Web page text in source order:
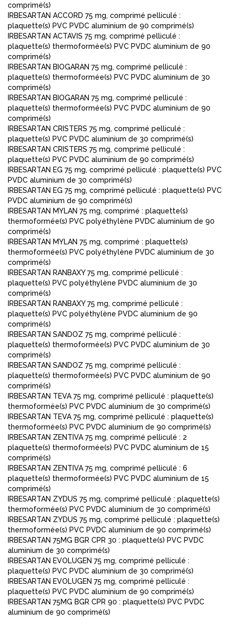
comprimé(s)
IRBESARTAN ACCORD 75 mg, comprimé pelliculé :
plaquette(s) PVC PVDC aluminium de 90 comprimé(s)
IRBESARTAN ACTAVIS 75 mg, comprimé pelliculé :
plaquette(s) thermoformée(s) PVC PVDC aluminium de 90
comprimé(s)
IRBESARTAN BIOGARAN 75 mg, comprimé pelliculé :
plaquette(s) thermoformée(s) PVC PVDC aluminium de 30
comprimé(s)
IRBESARTAN BIOGARAN 75 mg, comprimé pelliculé :
plaquette(s) thermoformée(s) PVC PVDC aluminium de 90
comprimé(s)
IRBESARTAN CRISTERS 75 mg, comprimé pelliculé :
plaquette(s) PVC PVDC aluminium de 30 comprimé(s)
IRBESARTAN CRISTERS 75 mg, comprimé pelliculé :
plaquette(s) PVC PVDC aluminium de 90 comprimé(s)
IRBESARTAN EG 75 mg, comprimé pelliculé : plaquette(s) PVC
PVDC aluminium de 30 comprimé(s)
IRBESARTAN EG 75 mg, comprimé pelliculé : plaquette(s) PVC
PVDC aluminium de 90 comprimé(s)
IRBESARTAN MYLAN 75 mg, comprimé : plaquette(s)
thermoformée(s) PVC polyéthylène PVDC aluminium de 90
comprimé(s)
IRBESARTAN MYLAN 75 mg, comprimé : plaquette(s)
thermoformée(s) PVC polyéthylène PVDC aluminium de 30
comprimé(s)
IRBESARTAN RANBAXY 75 mg, comprimé pelliculé :
plaquette(s) PVC polyéthylène PVDC aluminium de 30
comprimé(s)
IRBESARTAN RANBAXY 75 mg, comprimé pelliculé :
plaquette(s) PVC polyéthylène PVDC aluminium de 90
comprimé(s)
IRBESARTAN SANDOZ 75 mg, comprimé pelliculé :
plaquette(s) thermoformée(s) PVC PVDC aluminium de 30
comprimé(s)
IRBESARTAN SANDOZ 75 mg, comprimé pelliculé :
plaquette(s) thermoformée(s) PVC PVDC aluminium de 90
comprimé(s)
IRBESARTAN TEVA 75 mg, comprimé pelliculé : plaquette(s)
thermoformée(s) PVC PVDC aluminium de 30 comprimé(s)
IRBESARTAN TEVA 75 mg, comprimé pelliculé : plaquette(s)
thermoformée(s) PVC PVDC aluminium de 90 comprimé(s)
IRBESARTAN ZENTIVA 75 mg, comprimé pelliculé : 2
plaquette(s) thermoformée(s) PVC PVDC aluminium de 15
comprimé(s)
IRBESARTAN ZENTIVA 75 mg, comprimé pelliculé : 6
plaquette(s) thermoformée(s) PVC PVDC aluminium de 15
comprimé(s)
IRBESARTAN ZYDUS 75 mg, comprimé pelliculé : plaquette(s)
thermoformée(s) PVC PVDC aluminium de 30 comprimé(s)
IRBESARTAN ZYDUS 75 mg, comprimé pelliculé : plaquette(s)
thermoformée(s) PVC PVDC aluminium de 90 comprimé(s)
IRBESARTAN 75MG BGR CPR 30 : plaquette(s) PVC PVDC
aluminium de 30 comprimé(s)
IRBESARTAN EVOLUGEN 75 mg, comprimé pelliculé :
plaquette(s) PVC PVDC aluminium de 30 comprimé(s)
IRBESARTAN EVOLUGEN 75 mg, comprimé pelliculé :
plaquette(s) PVC PVDC aluminium de 90 comprimé(s)
IRBESARTAN 75MG BGR CPR 90 : plaquette(s) PVC PVDC
aluminium de 90 comprimé(s)